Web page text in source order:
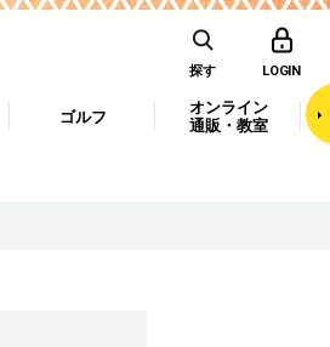
探す LOGIN
ゴルフ
オンライン
通販・教室